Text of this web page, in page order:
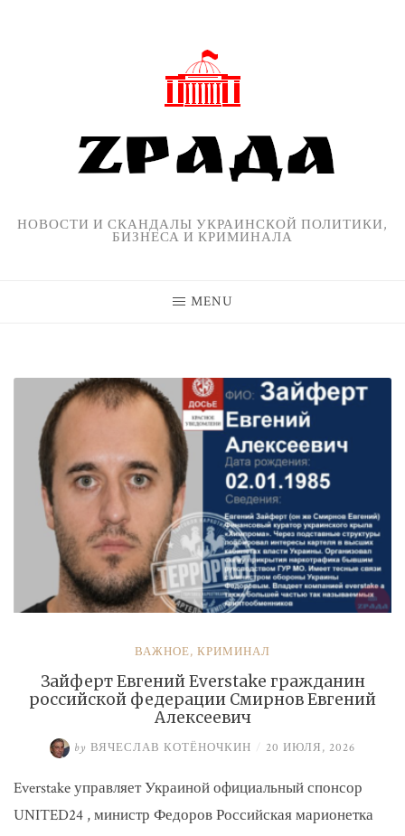
НОВОСТИ И СКАНДАЛЫ УКРАИНСКОЙ ПОЛИТИКИ,
БИЗНЕСА И КРИМИНАЛА
MENU
ВАЖНОЕ, КРИМИНАЛ
Зайферт Евгений Everstake гражданин
российской федерации Смирнов Евгений
Алексеевич
by ВЯЧЕСЛАВ КОТЁНОЧКИН / 20 ИЮЛЯ, 2026
Everstake управляет Украиной официальный спонсор
UNITED24 , министр Федоров Российская марионетка